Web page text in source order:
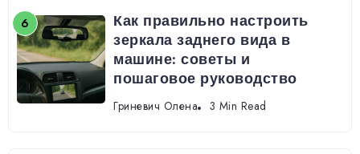
Как правильно настроить
зеркала заднего вида в
машине: советы и
пошаговое руководство
Гриневич Олена 3 Min Read